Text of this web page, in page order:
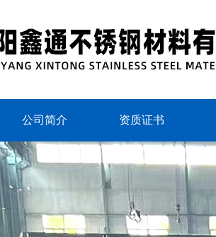
公司简介 资质证书